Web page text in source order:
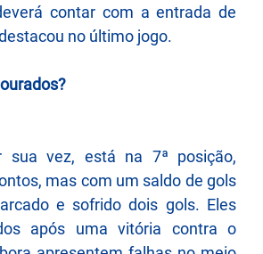
contar com a entrada de
no último jogo.
sua vez, está na 7ª posição,
mas com um saldo de gols
e sofrido dois gols. Eles
após uma vitória contra o